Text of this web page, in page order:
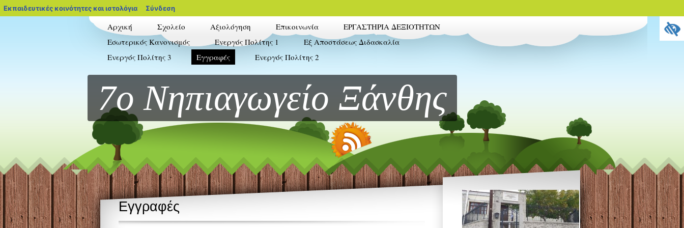
Εκπαιδευτικές κοινότητες και ιστολόγια blogs.sch.gr
Σύνδεση
Αρχική Σχολείο Αξιολόγηση Επικοινωνία
ΕΡΓΑΣΤΗΡΙΑ ΔΕΞΙΟΤΗΤΩΝ
Εσωτερικός Κανονισμός
Ενεργός Πολίτης 1
Εξ Αποστάσεως Διδασκαλία
Ενεργός Πολίτης 3
Εγγραφές Ενεργός Πολίτης 2
7ο Νηπιαγωγείο Ξάνθης
Εγγραφές